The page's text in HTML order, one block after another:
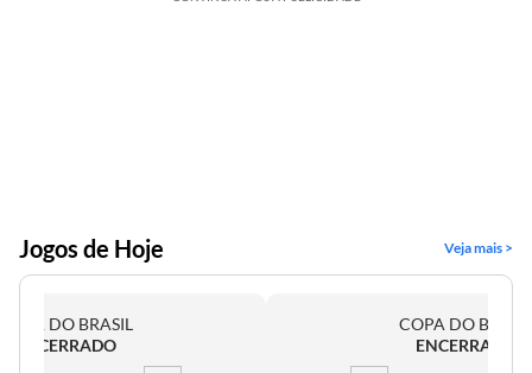
Jogos de Hoje Veja mais >
DO BRASIL
ENCERRADO
COPA DO
ENCERRADO